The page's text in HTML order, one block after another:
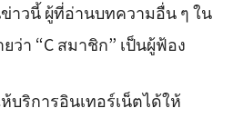
าวนี้ ผู้ที่อ่านบทความอื่น ๆ ใน
ว่า “C สมาชิก” เป็นผู้ฟ้อง
บริการอินเทอร์เน็ตได้ให้